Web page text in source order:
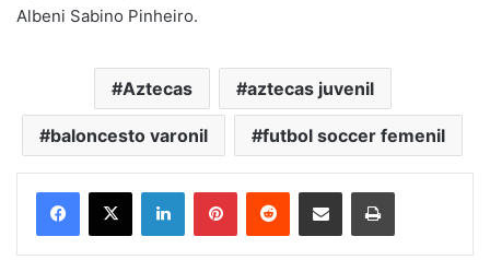
Albeni Sabino Pinheiro.
Aztecas aztecas juvenil
baloncesto varonil futbol soccer femenil
LinkedInPinterestReddit Share via Email Print